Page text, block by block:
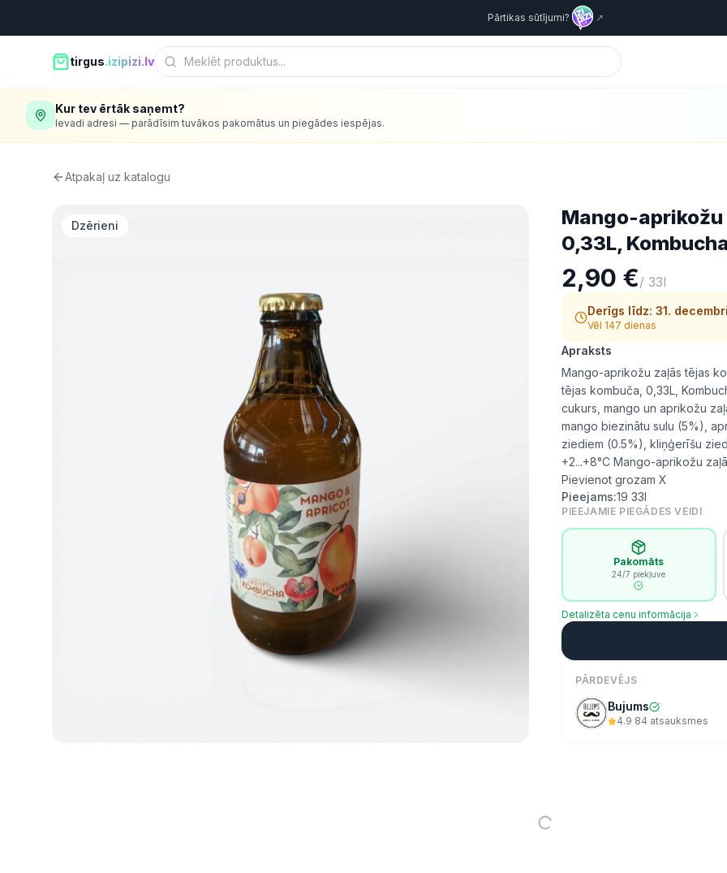
Pārtikas sūtījumi? ↗
tirgus.izipizi.lv
Kur tev ērtāk saņemt?
Ievadi adresi — parādīsim tuvākos pakomātus un piegādes iespējas.
Atpakaļ uz katalogu
Dzērieni
Mango-
0,33L,
2,90 €/ 33l
Derīgs līdz: 31.
Vēl 147 dienas
Apraksts
Mango-aprikožu zaļās tējas
tējas kombuča, 0,33L,
cukurs, mango un aprikožu
mango biezinātu sulu (5%),
ziediem (0.5%), kliņģerīšu
+2...+8°C Mango-aprikožu
Pievienot grozam X
Pieejams:19 33l
PIEEJAMIE PIEGĀDES VEIDI
Pakomāts
24/7 piekļuve
Detalizēta cenu informācija
PĀRDEVĒJS
Bujums
4.9·84 atsauksmes